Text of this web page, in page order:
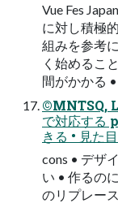
Vue Fes
に対し積極
組みを参考
く始めるこ
間がかかる
©MNTSQ,
で対応する
きる • 見た
cons • デザ
い • 作るの
のリプレー